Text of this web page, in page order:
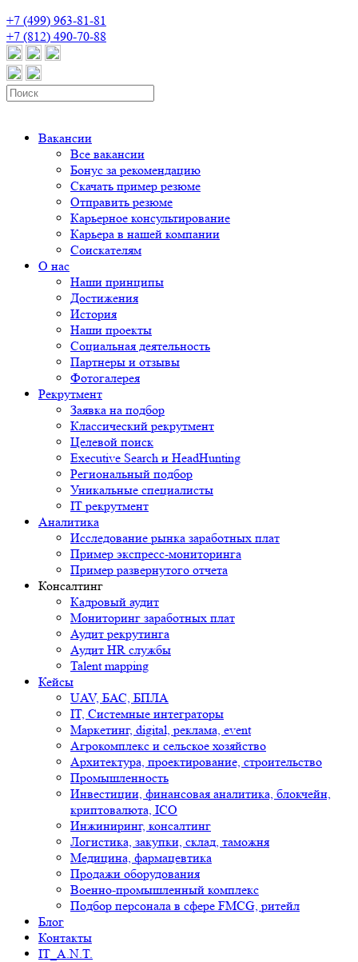
+7 (499) 963-81-81
+7 (812) 490-70-88
Вакансии
Все вакансии
Бонус за рекомендацию
Скачать пример резюме
Отправить резюме
Карьерное консультирование
Карьера в нашей компании
Соискателям
О нас
Наши принципы
Достижения
История
Наши проекты
Социальная деятельность
Партнеры и отзывы
Фотогалерея
Рекрутмент
Заявка на подбор
Классический рекрутмент
Целевой поиск
Executive Search и HeadHunting
Региональный подбор
Уникальные специалисты
IT рекрутмент
Аналитика
Исследование рынка заработных плат
Пример экспресс-мониторинга
Пример развернутого отчета
Консалтинг
Кадровый аудит
Мониторинг заработных плат
Аудит рекрутинга
Аудит HR службы
Talent mapping
Кейсы
UAV, БАС, БПЛА
IT, Системные интеграторы
Маркетинг, digital, реклама, event
Агрокомплекс и сельское хозяйство
Архитектура, проектирование, строительство
Промышленность
Инвестиции, финансовая аналитика, блокчейн,
криптовалюта, ICO
Инжиниринг, консалтинг
Логистика, закупки, склад, таможня
Медицина, фармацевтика
Продажи оборудования
Военно-промышленный комплекс
Подбор персонала в сфере FMCG, ритейл
Блог
Контакты
IT_A.N.T.